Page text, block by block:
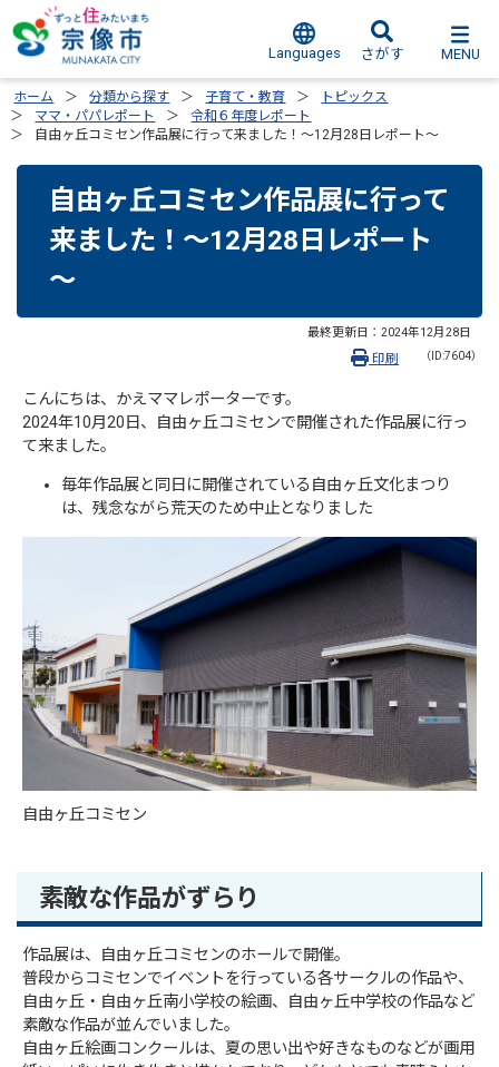
Languages さがす MENU
ホーム 分類から探す 子育て・教育
トピックス
ママ・パパレポート
令和６年度レポート
自由ヶ丘コミセン作品展に行って来ました！～12月28日レポート～
自由ヶ丘コミセン作品展に行って
来ました！～12月28日レポート
～
最終更新日： 2024年12月28日
（ID:7604）
印刷
こんにちは、かえママレポーターです。
2024年10月20日、自由ヶ丘コミセンで開催された作品展に行っ
て来ました。
毎年作品展と同日に開催されている自由ヶ丘文化まつり
は、残念ながら荒天のため中止となりました
自由ヶ丘コミセン
素敵な作品がずらり
作品展は、自由ヶ丘コミセンのホールで開催。
普段からコミセンでイベントを行っている各サークルの作品や、
自由ヶ丘・自由ヶ丘南小学校の絵画、自由ヶ丘中学校の作品など
素敵な作品が並んでいました。
自由ヶ丘絵画コンクールは、夏の思い出や好きなものなどが画用